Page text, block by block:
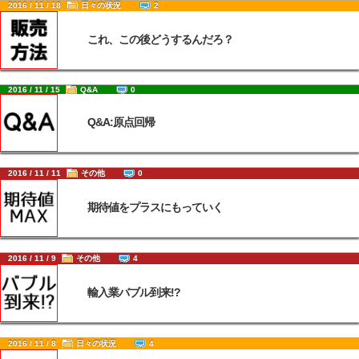
2016 / 11 / 18 日々の状況 2
これ、この後どうするんだろ？
2016 / 11 / 15 Q&A 0
Q&A:原点回帰
2016 / 11 / 11 その他 0
期待値をプラスにもっていく
2016 / 11 / 9 その他 4
輸入業バブル到来!?
2016 / 11 / 8 日々の状況 4